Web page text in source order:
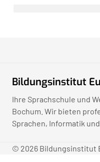
Bildungsinstitut
Ihre Sprachschule und
Bochum. Wir bieten
Sprachen, Informatik
© 2026 Bildungsinstitut